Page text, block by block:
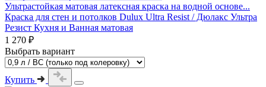
Ультрастойкая матовая латексная краска на водной основе...
Краска для стен и потолков Dulux Ultra Resist / Дюлакс Ультра
Резист Кухня и Ванная матовая
1 270 ₽
Выбрать вариант
Купить